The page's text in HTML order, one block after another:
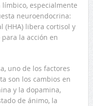
especialmente
neuroendocrina:
(HHA) libera cortisol y
la acción en
uno de los factores
son los cambios en
y la dopamina,
de ánimo, la